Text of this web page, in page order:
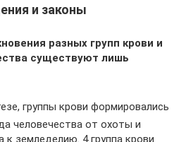
и законы
разных групп крови и
существуют лишь
группы крови формировались
человечества от охоты и
к земледелию. 4 группа крови